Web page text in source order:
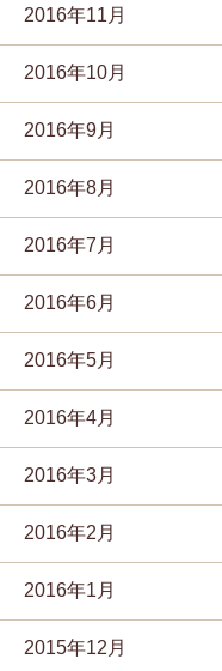
2016年11月
2016年10月
2016年9月
2016年8月
2016年7月
2016年6月
2016年5月
2016年4月
2016年3月
2016年2月
2016年1月
2015年12月